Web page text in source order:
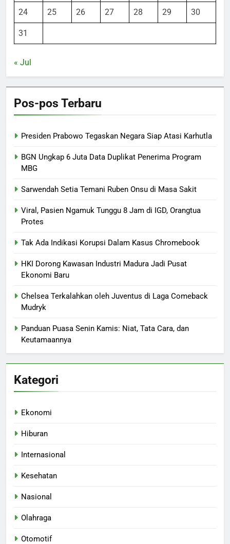
24 25 26 27 28 29 30
31
« Jul
Pos-pos Terbaru
Presiden Prabowo Tegaskan Negara Siap Atasi Karhutla
BGN Ungkap 6 Juta Data Duplikat Penerima Program
MBG
Sarwendah Setia Temani Ruben Onsu di Masa Sakit
Viral, Pasien Ngamuk Tunggu 8 Jam di IGD, Orangtua
Protes
Tak Ada Indikasi Korupsi Dalam Kasus Chromebook
HKI Dorong Kawasan Industri Madura Jadi Pusat
Ekonomi Baru
Chelsea Terkalahkan oleh Juventus di Laga Comeback
Mudryk
Panduan Puasa Senin Kamis: Niat, Tata Cara, dan
Keutamaannya
Kategori
Ekonomi
Hiburan
Internasional
Kesehatan
Nasional
Olahraga
Otomotif